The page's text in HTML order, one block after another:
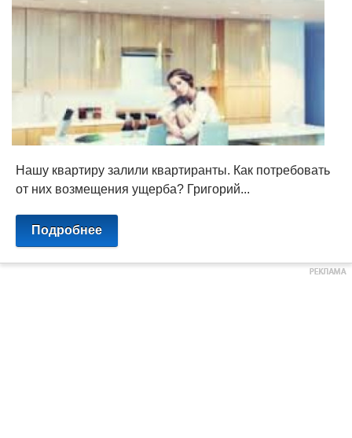
Нашу квартиру залили квартиранты. Как потребовать
от них возмещения ущерба? Григорий...
Подробнее